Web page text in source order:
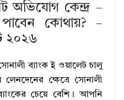
অভিযোগ কেন্দ্র –
কোথায়? –
২০২৬
ব্যাংক ই ওয়ালেট চালু
ক্ষেত্রে সোনালী
ব্যাংকের চেয়ে বেশি। আপনি